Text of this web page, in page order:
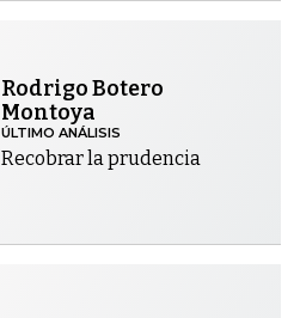
Rodrigo Botero
Montoya
ÚLTIMO ANÁLISIS
Recobrar la prudencia